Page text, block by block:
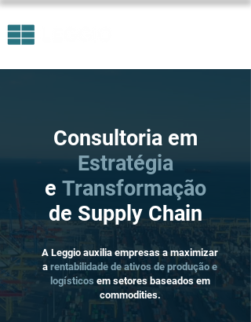
Consultoria em
Estratégia
e Transformação
de Supply Chain
A Leggio auxilia empresas a maximizar
a rentabilidade de ativos de produção e
logísticos em setores baseados em
commodities.